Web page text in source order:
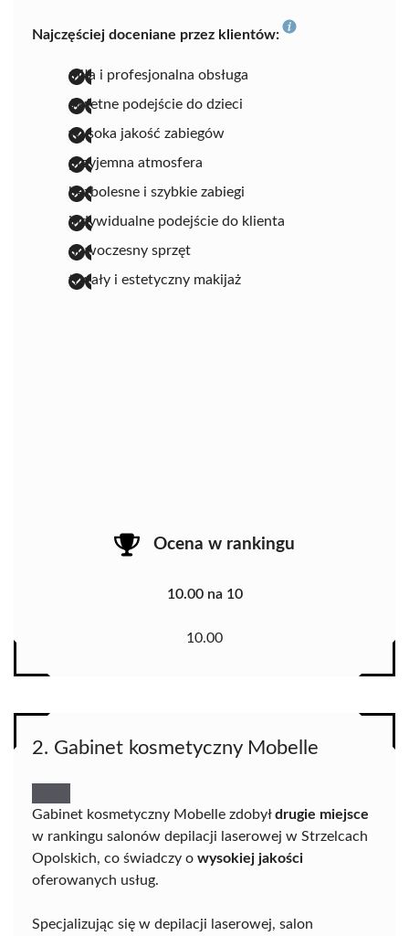
Najczęściej doceniane przez klientów:
miła i profesjonalna obsługa
świetne podejście do dzieci
wysoka jakość zabiegów
przyjemna atmosfera
bezbolesne i szybkie zabiegi
indywidualne podejście do klienta
nowoczesny sprzęt
trwały i estetyczny makijaż
Ocena w rankingu
10.00 na 10
10.00
2. Gabinet kosmetyczny Mobelle
Gabinet kosmetyczny Mobelle zdobyłdrugie miejsce
w rankingu salonów depilacji laserowej w Strzelcach
Opolskich, co świadczy o wysokiej jakości
oferowanych usług.
Specjalizując się w depilacji laserowej, salon